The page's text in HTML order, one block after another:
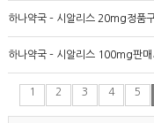
하나약국 – 시알리스 20mg정품
하나약국 – 시알리스 100mg판
1 2 3 4 5